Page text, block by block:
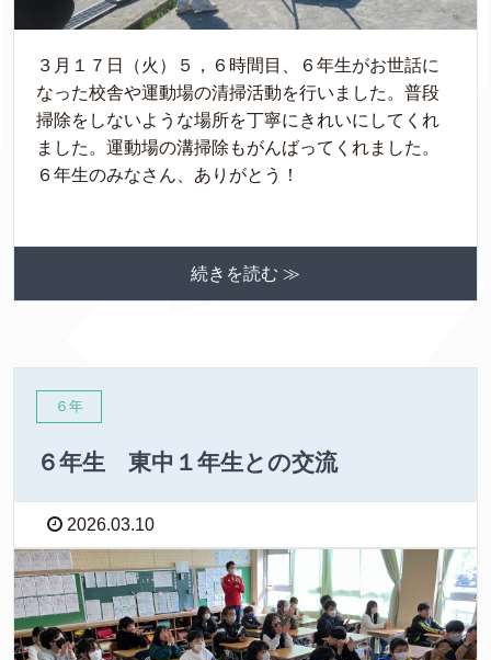
３月１７日（火）５，６時間目、６年生がお世話に
なった校舎や運動場の清掃活動を行いました。普段
掃除をしないような場所を丁寧にきれいにしてくれ
ました。運動場の溝掃除もがんばってくれました。
６年生のみなさん、ありがとう！
続きを読む ≫
６年
６年生 東中１年生との交流
2026.03.10